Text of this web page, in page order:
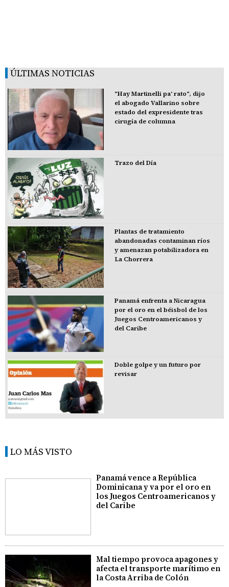
ÚLTIMAS NOTICIAS
"Hay Martinelli pa' rato", dijo
el abogado Vallarino sobre
estado del expresidente tras
cirugía de columna
Trazo del Día
Plantas de tratamiento
abandonadas contaminan ríos
y amenazan potabilizadora en
La Chorrera
Panamá enfrenta a Nicaragua
por el oro en el béisbol de los
Juegos Centroamericanos y
del Caribe
Doble golpe y un futuro por
revisar
LO MÁS VISTO
Panamá vence a República
Dominicana y va por el oro en
los Juegos Centroamericanos y
del Caribe
Mal tiempo provoca apagones y
afecta el transporte marítimo en
la Costa Arriba de Colón